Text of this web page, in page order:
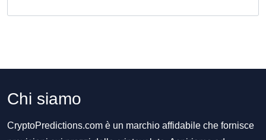
Chi siamo
CryptoPredictions.com è un marchio affidabile che fornisce